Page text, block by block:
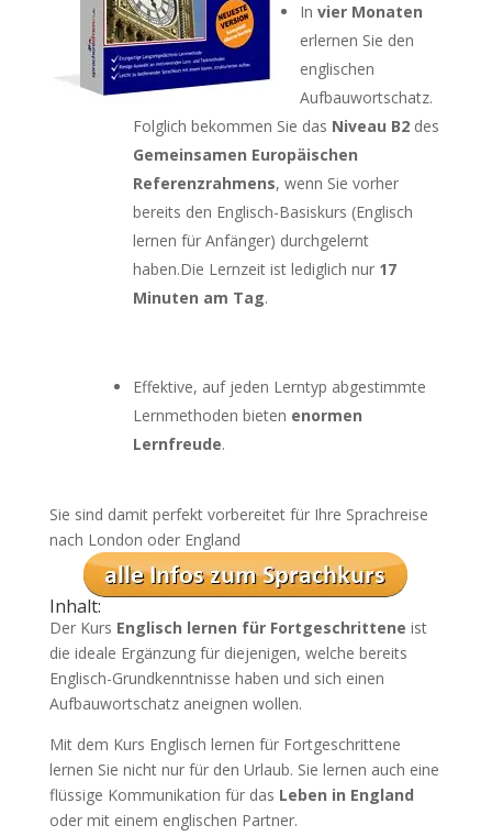
In vier Monaten
erlernen Sie den
englischen
Aufbauwortschatz.
Folglich bekommen Sie das Niveau B2des
Gemeinsamen Europäischen
Referenzrahmens, wenn Sie vorher
bereits den Englisch-Basiskurs (Englisch
lernen für Anfänger) durchgelernt
haben.Die Lernzeit ist lediglich nur 17
Minuten am Tag.
Effektive, auf jeden Lerntyp abgestimmte
Lernmethoden bieten enormen
Lernfreude.
Sie sind damit perfekt vorbereitet für Ihre Sprachreise
nach London oder England
Inhalt:
Der Kurs Englisch lernen für Fortgeschrittene ist
die ideale Ergänzung für diejenigen, welche bereits
Englisch-Grundkenntnisse haben und sich einen
Aufbauwortschatz aneignen wollen.
Mit dem Kurs Englisch lernen für Fortgeschrittene
lernen Sie nicht nur für den Urlaub. Sie lernen auch eine
flüssige Kommunikation für das Leben in England
oder mit einem englischen Partner.